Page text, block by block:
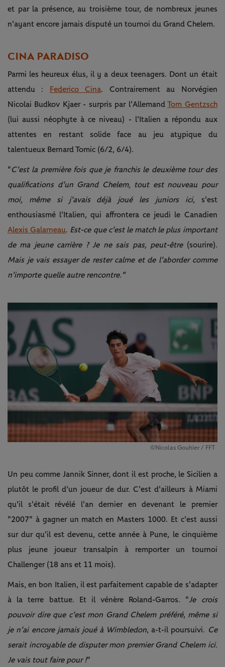
et par la présence, au troisième tour, de nombreux jeunes
n'ayant encore jamais disputé un tournoi du Grand Chelem.
CINA PARADISO
Parmi les heureux élus, il y a deux teenagers. Dont un était
attendu : Federico Cina. Contrairement au Norvégien
Nicolai Budkov Kjaer - surpris par l'AllemandTom Gentzsch
(lui aussi néophyte à ce niveau) - l'Italien a répondu aux
attentes en restant solide face au jeu atypique du
talentueux Bernard Tomic (6/2, 6/4).
"C'est la première fois que je franchis le deuxième tour des
qualifications d'un Grand Chelem, tout est nouveau pour
moi, même si j'avais déjà joué les juniors ici, s'est
enthousiasmé l'Italien, qui affrontera ce jeudi le Canadien
Alexis Galarneau. Est-ce que c'est le match le plus important
de ma jeune carrière ? Je ne sais pas, peut-être(sourire).
Mais je vais essayer de rester calme et de l'aborder comme
n'importe quelle autre rencontre."
©Nicolas Gouhier / FFT
Un peu comme Jannik Sinner, dont il est proche, le Sicilien a
plutôt le profil d'un joueur de dur. C'est d'ailleurs à Miami
qu'il s'était révélé l'an dernier en devenant le premier
"2007" à gagner un match en Masters 1000. Et c'est aussi
sur dur qu'il est devenu, cette année à Pune, le cinquième
plus jeune joueur transalpin à remporter un tournoi
Challenger (18 ans et 11 mois).
Mais, en bon Italien, il est parfaitement capable de s'adapter
à la terre battue. Et il vénère Roland-Garros. "Je crois
pouvoir dire que c'est mon Grand Chelem préféré, même si
je n'ai encore jamais joué à Wimbledon, a-t-il poursuivi. Ce
serait incroyable de disputer mon premier Grand Chelem ici.
Je vais tout faire pour !"